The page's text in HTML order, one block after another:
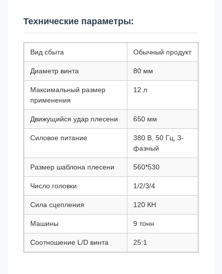
Технические параметры:
Вид сбыта Обычный продукт
Диаметр винта 80 мм
Максимальный размер
применения
12 л
Движущийся удар плесени 650 мм
Силовое питание
380 В, 50 Гц, 3-
фазный
Размер шаблона плесени 560*530
Число головки 1/2/3/4
Сила сцепления 120 КН
Машины 9 тонн
Соотношение L/D винта 25:1